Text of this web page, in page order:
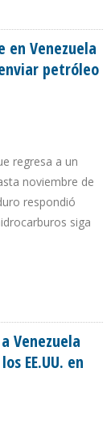
en Venezuela
petróleo
regresa a un
noviembre de
respondió
siga
Venezuela
EE.UU. en